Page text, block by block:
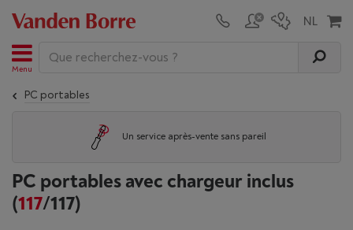
Menu
PC portables
Un service après-vente sans pareil
PC portables avec chargeur inclus
(117/117)